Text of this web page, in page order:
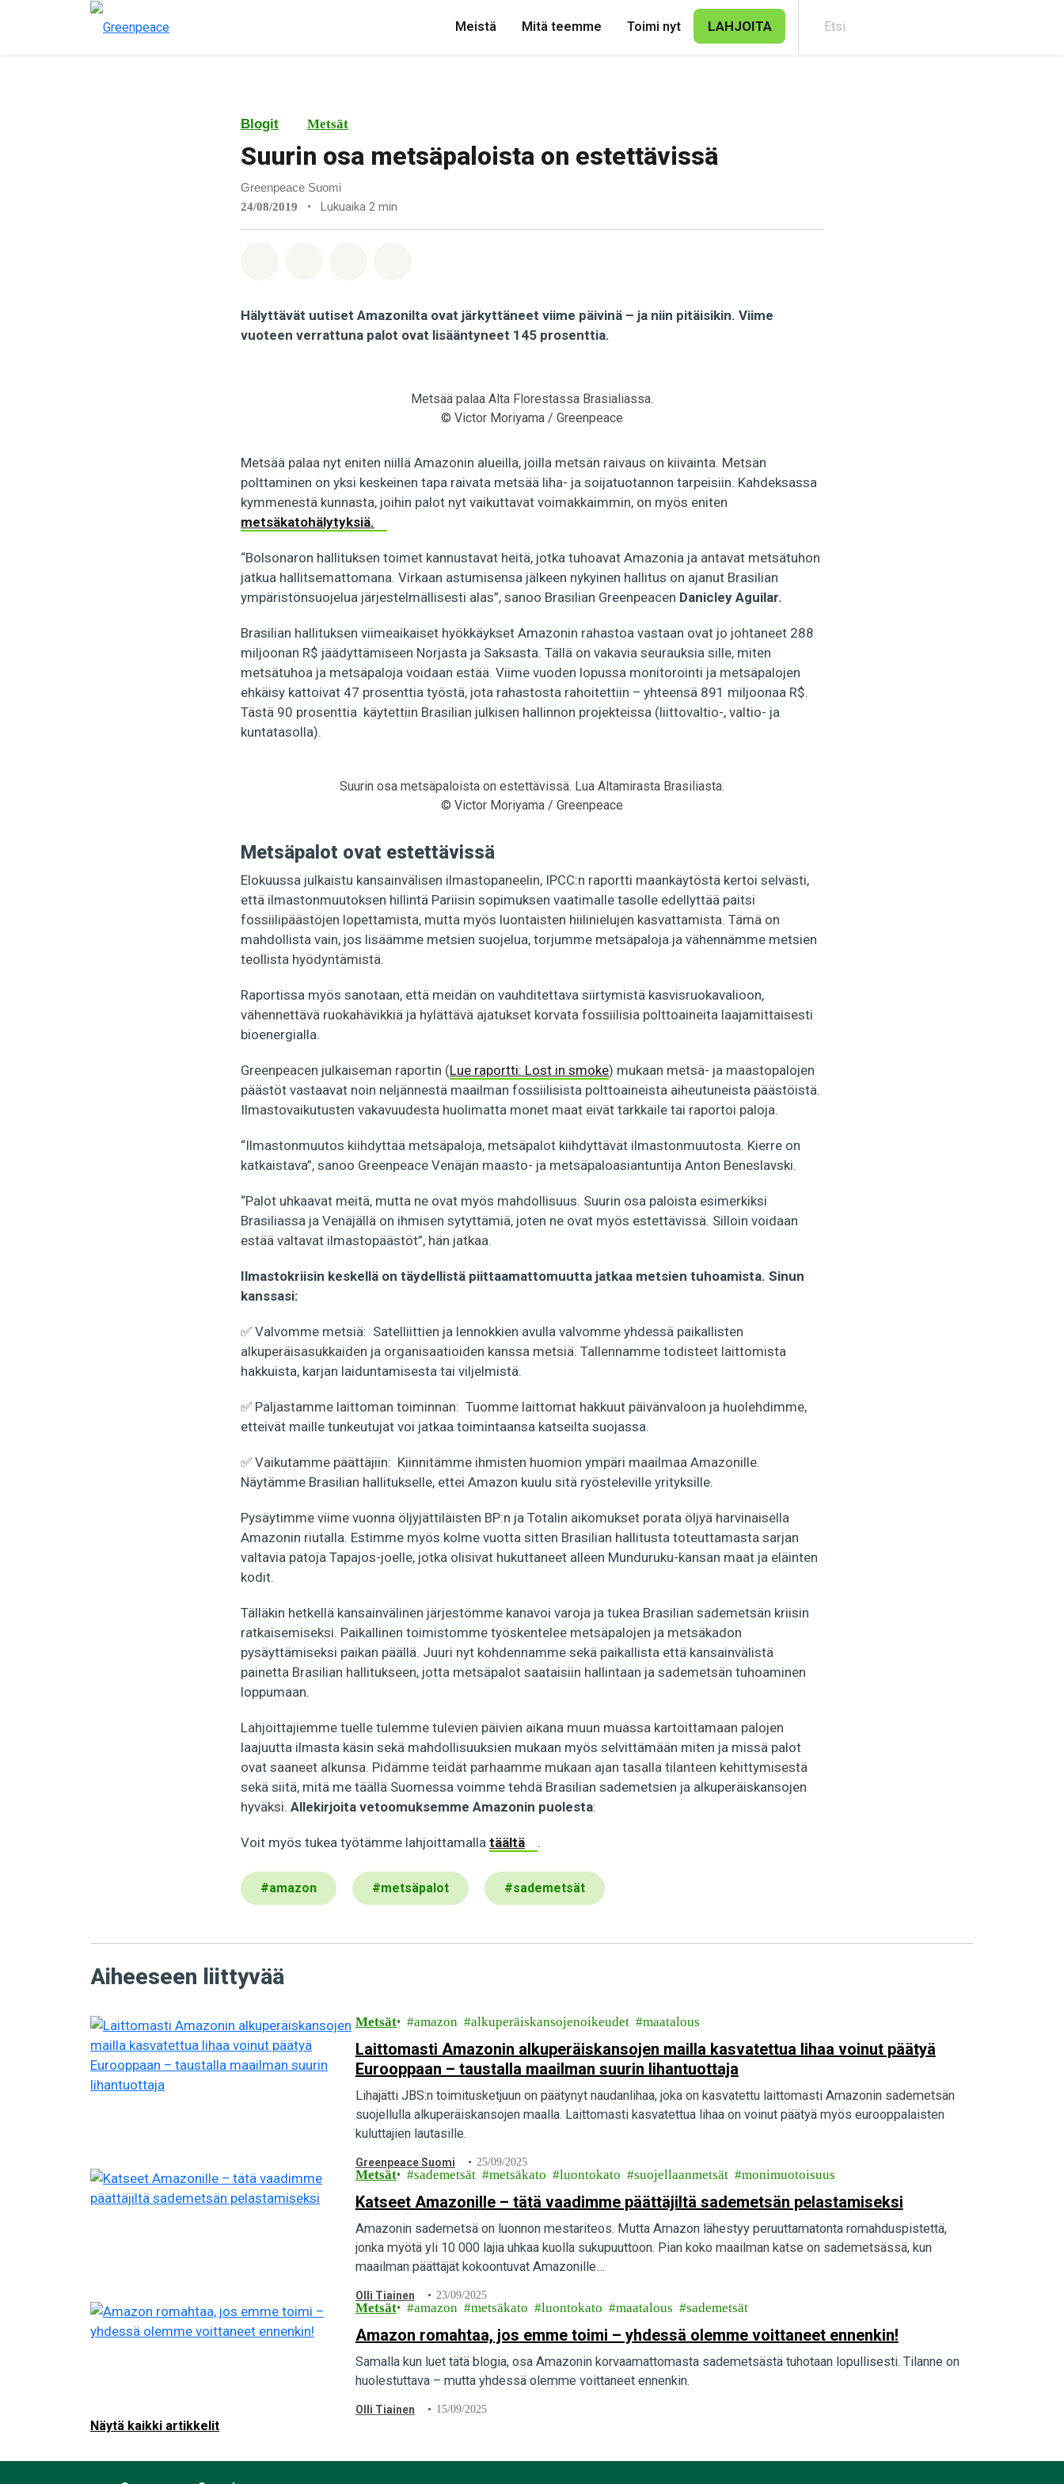
Meistä Mitä teemme Toimi nyt LAHJOITA
Blogit Metsät
Suurin osa metsäpaloista on estettävissä
Greenpeace Suomi
24/08/2019 • Lukuaika 2 min
Hälyttävät uutiset Amazonilta ovat järkyttäneet viime päivinä – ja niin pitäisikin. Viime
vuoteen verrattuna palot ovat lisääntyneet 145 prosenttia.
Metsää palaa Alta Florestassa Brasialiassa.
© Victor Moriyama / Greenpeace
Metsää palaa nyt eniten niillä Amazonin alueilla, joilla metsän raivaus on kiivainta. Metsän
polttaminen on yksi keskeinen tapa raivata metsää liha- ja soijatuotannon tarpeisiin. Kahdeksassa
kymmenestä kunnasta, joihin palot nyt vaikuttavat voimakkaimmin, on myös eniten
metsäkatohälytyksiä.
“Bolsonaron hallituksen toimet kannustavat heitä, jotka tuhoavat Amazonia ja antavat metsätuhon
jatkua hallitsemattomana. Virkaan astumisensa jälkeen nykyinen hallitus on ajanut Brasilian
ympäristönsuojelua järjestelmällisesti alas”, sanoo Brasilian Greenpeacen Danicley Aguilar.
Brasilian hallituksen viimeaikaiset hyökkäykset Amazonin rahastoa vastaan ovat jo johtaneet 288
miljoonan R$ jäädyttämiseen Norjasta ja Saksasta. Tällä on vakavia seurauksia sille, miten
metsätuhoa ja metsäpaloja voidaan estää. Viime vuoden lopussa monitorointi ja metsäpalojen
ehkäisy kattoivat 47 prosenttia työstä, jota rahastosta rahoitettiin – yhteensä 891 miljoonaa R$.
Tästä 90 prosenttia käytettiin Brasilian julkisen hallinnon projekteissa (liittovaltio-, valtio- ja
kuntatasolla).
Suurin osa metsäpaloista on estettävissä. Lua Altamirasta Brasiliasta.
© Victor Moriyama / Greenpeace
Metsäpalot ovat estettävissä
Elokuussa julkaistu kansainvälisen ilmastopaneelin, IPCC:n raportti maankäytöstä kertoi selvästi,
että ilmastonmuutoksen hillintä Pariisin sopimuksen vaatimalle tasolle edellyttää paitsi
fossiilipäästöjen lopettamista, mutta myös luontaisten hiilinielujen kasvattamista. Tämä on
mahdollista vain, jos lisäämme metsien suojelua, torjumme metsäpaloja ja vähennämme metsien
teollista hyödyntämistä.
Raportissa myös sanotaan, että meidän on vauhditettava siirtymistä kasvisruokavalioon,
vähennettävä ruokahävikkiä ja hylättävä ajatukset korvata fossiilisia polttoaineita laajamittaisesti
bioenergialla.
Greenpeacen julkaiseman raportin (Lue raportti: Lost in smoke) mukaan metsä- ja maastopalojen
päästöt vastaavat noin neljännestä maailman fossiilisista polttoaineista aiheutuneista päästöistä.
Ilmastovaikutusten vakavuudesta huolimatta monet maat eivät tarkkaile tai raportoi paloja.
“Ilmastonmuutos kiihdyttää metsäpaloja, metsäpalot kiihdyttävät ilmastonmuutosta. Kierre on
katkaistava”, sanoo Greenpeace Venäjän maasto- ja metsäpaloasiantuntija Anton Beneslavski.
“Palot uhkaavat meitä, mutta ne ovat myös mahdollisuus. Suurin osa paloista esimerkiksi
Brasiliassa ja Venäjällä on ihmisen sytyttämiä, joten ne ovat myös estettävissä. Silloin voidaan
estää valtavat ilmastopäästöt”, hän jatkaa.
Ilmastokriisin keskellä on täydellistä piittaamattomuutta jatkaa metsien tuhoamista. Sinun
kanssasi:
✅ Valvomme metsiä: Satelliittien ja lennokkien avulla valvomme yhdessä paikallisten
alkuperäisasukkaiden ja organisaatioiden kanssa metsiä. Tallennamme todisteet laittomista
hakkuista, karjan laiduntamisesta tai viljelmistä.
​✅ Paljastamme laittoman toiminnan: Tuomme laittomat hakkuut päivänvaloon ja huolehdimme,
etteivät maille tunkeutujat voi jatkaa toimintaansa katseilta suojassa.
✅ Vaikutamme päättäjiin: Kiinnitämme ihmisten huomion ympäri maailmaa Amazonille.
Näytämme Brasilian hallitukselle, ettei Amazon kuulu sitä ryösteleville yrityksille.
Pysäytimme viime vuonna öljyjättiläisten BP:n ja Totalin aikomukset porata öljyä harvinaisella
Amazonin riutalla. Estimme myös kolme vuotta sitten Brasilian hallitusta toteuttamasta sarjan
valtavia patoja Tapajos-joelle, jotka olisivat hukuttaneet alleen Munduruku-kansan maat ja eläinten
kodit.
Tälläkin hetkellä kansainvälinen järjestömme kanavoi varoja ja tukea Brasilian sademetsän kriisin
ratkaisemiseksi. Paikallinen toimistomme työskentelee metsäpalojen ja metsäkadon
pysäyttämiseksi paikan päällä. Juuri nyt kohdennamme sekä paikallista että kansainvälistä
painetta Brasilian hallitukseen, jotta metsäpalot saataisiin hallintaan ja sademetsän tuhoaminen
loppumaan.
Lahjoittajiemme tuelle tulemme tulevien päivien aikana muun muassa kartoittamaan palojen
laajuutta ilmasta käsin sekä mahdollisuuksien mukaan myös selvittämään miten ja missä palot
ovat saaneet alkunsa. Pidämme teidät parhaamme mukaan ajan tasalla tilanteen kehittymisestä
sekä siitä, mitä me täällä Suomessa voimme tehdä Brasilian sademetsien ja alkuperäiskansojen
hyväksi. Allekirjoita vetoomuksemme Amazonin puolesta:
Voit myös tukea työtämme lahjoittamalla täältä .
#amazon #metsäpalot #sademetsät
Aiheeseen liittyvää
Metsät amazon alkuperäiskansojenoikeudet maatalous
Laittomasti Amazonin alkuperäiskansojen mailla kasvatettua lihaa voinut päätyä
Eurooppaan – taustalla maailman suurin lihantuottaja
Lihajätti JBS:n toimitusketjuun on päätynyt naudanlihaa, joka on kasvatettu laittomasti Amazonin sademetsän
suojellulla alkuperäiskansojen maalla. Laittomasti kasvatettua lihaa on voinut päätyä myös eurooppalaisten
kuluttajien lautasille.
Greenpeace Suomi 25/09/2025
Metsät sademetsät metsäkato luontokato suojellaanmetsät monimuotoisuus
Katseet Amazonille – tätä vaadimme päättäjiltä sademetsän pelastamiseksi
Amazonin sademetsä on luonnon mestariteos. Mutta Amazon lähestyy peruuttamatonta romahduspistettä,
jonka myötä yli 10 000 lajia uhkaa kuolla sukupuuttoon. Pian koko maailman katse on sademetsässä, kun
maailman päättäjät kokoontuvat Amazonille…
Olli Tiainen 23/09/2025
Metsät amazon metsäkato luontokato maatalous sademetsät
Amazon romahtaa, jos emme toimi – yhdessä olemme voittaneet ennenkin!
Samalla kun luet tätä blogia, osa Amazonin korvaamattomasta sademetsästä tuhotaan lopullisesti. Tilanne on
huolestuttava – mutta yhdessä olemme voittaneet ennenkin.
Olli Tiainen 15/09/2025
Näytä kaikki artikkelit